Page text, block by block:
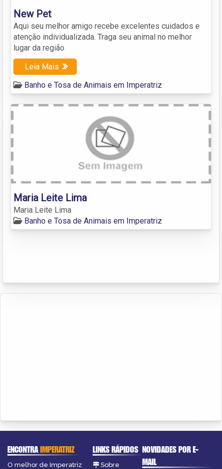
New Pet
Aqui seu melhor amigo recebe excelentes cuidados e
atenção individualizada. Traga seu animal no melhor
lugar da região
Leia Mais
Banho e Tosa de Animais em Imperatriz
Maria Leite Lima
Maria Leite Lima
Banho e Tosa de Animais em Imperatriz
ENCONTRAIMPERATRIZ
O melhor de Imperatriz
LINKS RÁPIDOS
Sobre
NOVIDADES POR E-
MAIL